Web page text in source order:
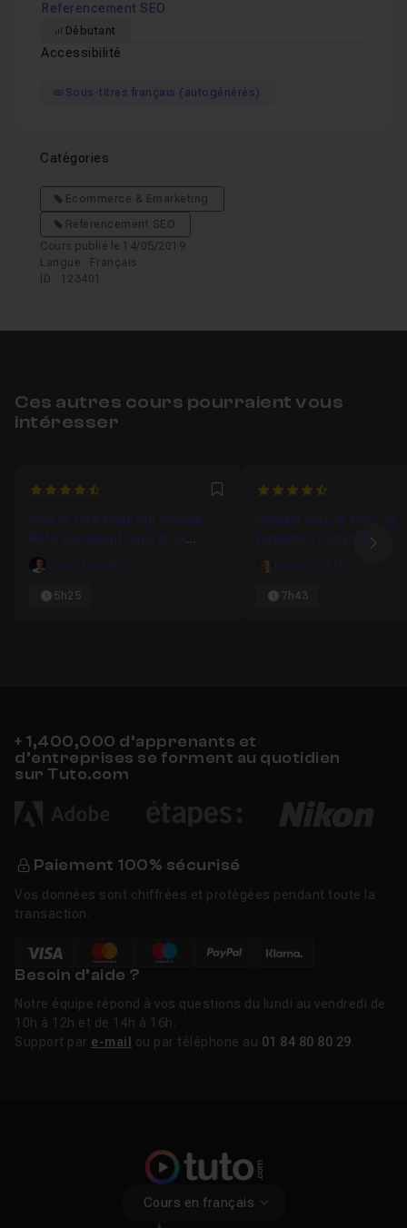
Referencement SEO
Débutant
Accessibilité
Sous-titres français (autogénérés)
Catégories
Ecommerce & Emarketing
Referencement SEO
Cours publié le 14/05/2019
Langue : Français
ID : 123401
Ces autres cours pourraient vous
intéresser
4.9333333333333 Favori
Vise la 1ère Page sur Google -
Référencement naturel, la
formation complète
Joan Haegele
5h25
4.8095238095238
Rédiger pour le Web : la
formation complète
Kévin Lenhof
7h43
+ 1,400,000 d’apprenants et
d’entreprises se forment au quotidien
sur Tuto.com
Paiement 100% sécurisé
Vos données sont chiffrées et protégées pendant toute la
transaction.
Besoin d’aide ?
Notre équipe répond à vos questions du lundi au vendredi de
10h à 12h et de 14h à 16h.
Support par e-mail ou par téléphone au 01 84 80 80 29
Cours en français